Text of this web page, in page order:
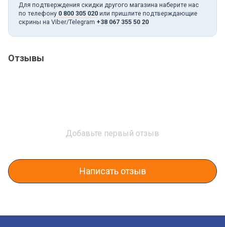
Для подтверждения скидки другого магазина наберите нас
по телефону 0 800 305 020 или пришлите подтверждающие
скрины на Viber/Telegram +38 067 355 50 20
Отзывы
Добавьте первый отзыв
Написать отзыв